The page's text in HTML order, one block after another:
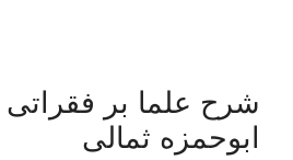
شرح علما بر فقراتی
ابوحمزه ثمالی